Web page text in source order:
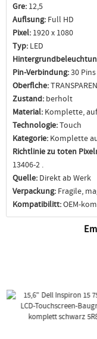
Gre: 12,5
Auflsung: Full HD
Pixel: 1920 x 1080
Typ: LED
Pin-Verbindung:30 Pins
Oberflche:
Zustand: berholt
Material: Komplette,
Technologie:Touch
Kategorie: Komplette
Richtlinie zu toten
13406-2 .
Quelle: Direkt ab Werk
Verpackung: Fragile,
Kompatibilitt:OEM-